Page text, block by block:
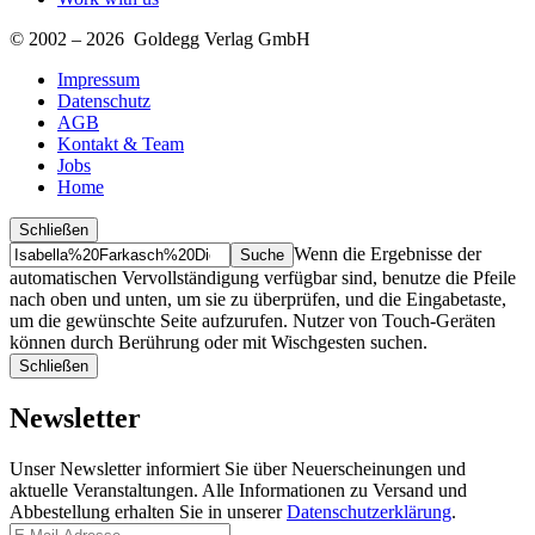
© 2002 – 2026 Goldegg Verlag GmbH
Impressum
Datenschutz
AGB
Kontakt & Team
Jobs
Home
Schließen
Suche
Finde
…
Wenn die Ergebnisse der
automatischen Vervollständigung verfügbar sind, benutze die Pfeile
nach oben und unten, um sie zu überprüfen, und die Eingabetaste,
um die gewünschte Seite aufzurufen. Nutzer von Touch-Geräten
können durch Berührung oder mit Wischgesten suchen.
Schließen
Newsletter
Unser Newsletter informiert Sie über Neuerscheinungen und
aktuelle Veranstaltungen. Alle Informationen zu Versand und
Abbestellung erhalten Sie in unsererDatenschutzerklärung.